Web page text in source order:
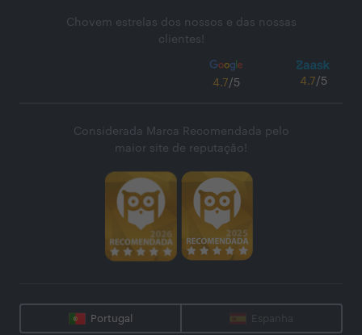
Chovem estrelas dos nossos e das nossas
clientes!
4.7/5 4.7/5
Considerada Marca Recomendada pelo
maior site de reputação!
Portugal Espanha